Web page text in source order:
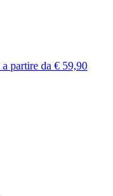
a partire da € 59,90